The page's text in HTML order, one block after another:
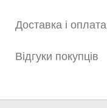
Доставка і оплата
Відгуки покупців